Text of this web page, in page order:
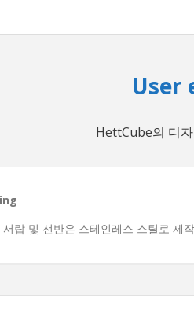
User
HettCube의 디
랍 및 선반은 스테인레스 스틸로 제